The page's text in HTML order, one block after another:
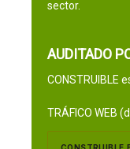
sector.
AUDITADO
CONSTRUIBLE
TRÁFICO WEB